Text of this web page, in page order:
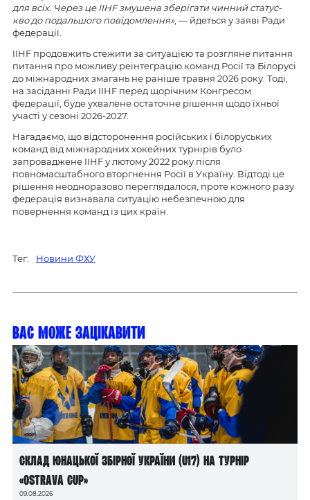
для всіх. Через це IIHF змушена зберігати чинний статус-
кво до подальшого повідомлення», — йдеться у заяві Ради
федерації.
IIHF продовжить стежити за ситуацією та розгляне питання
питання про можливу реінтеграцію команд Росії та Білорусі
до міжнародних змагань не раніше травня 2026 року. Тоді,
на засіданні Ради IIHF перед щорічним Конгресом
федерації, буде ухвалене остаточне рішення щодо їхньої
участі у сезоні 2026-2027.
Нагадаємо, що відсторонення російських і білоруських
команд від міжнародних хокейних турнірів було
запроваджене IIHF у лютому 2022 року після
повномасштабного вторгнення Росії в Україну. Відтоді це
рішення неодноразово переглядалося, проте кожного разу
федерація визнавала ситуацію небезпечною для
повернення команд із цих країн.
Тег: Новини ФХУ
Вас може зацікавити
Склад юнацької збірної України (U17) на турнір
«Ostrava Cup»
09.08.2026